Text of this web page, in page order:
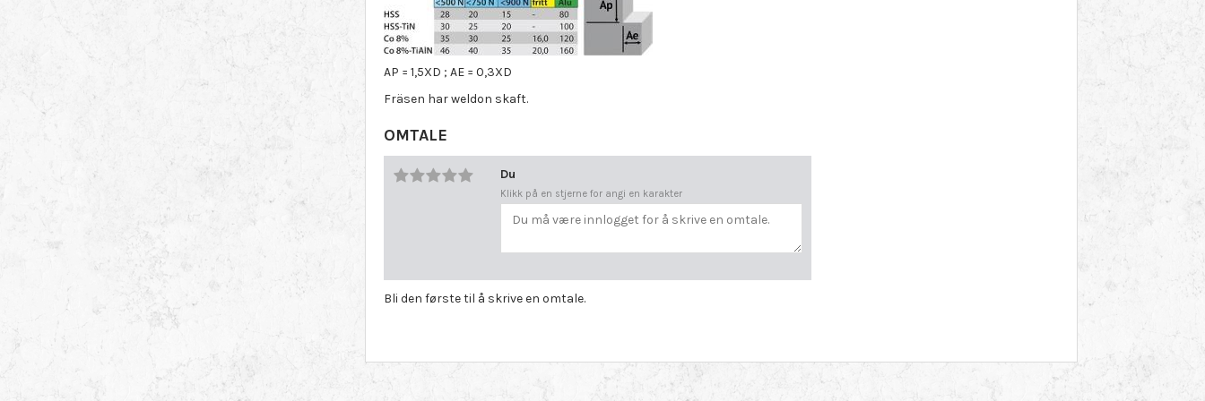
AP = 1,5XD ; AE = 0,3XD
Fräsen har weldon skaft.
OMTALE
Du
Klikk på en stjerne for angi en karakter
Bli den første til å skrive en omtale.